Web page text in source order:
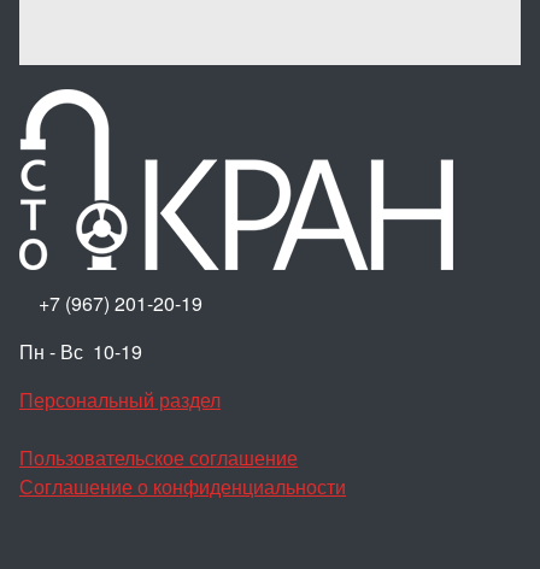
+7 (967) 201-20-19
Пн - Вс 10-19
Персональный раздел
Пользовательское соглашение
Соглашение о конфиденциальности